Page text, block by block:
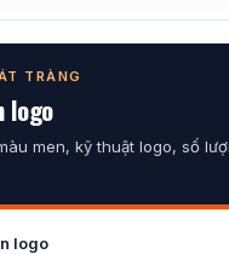
TRÀNG
logo
men, kỹ thuật logo, số
logo